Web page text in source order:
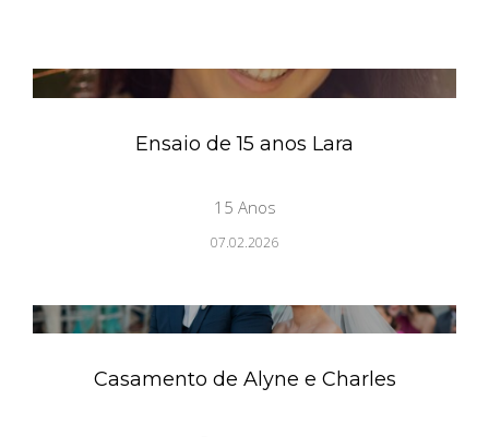
Ensaio de 15 anos Lara
15 Anos
07.02.2026
Casamento de Alyne e Charles